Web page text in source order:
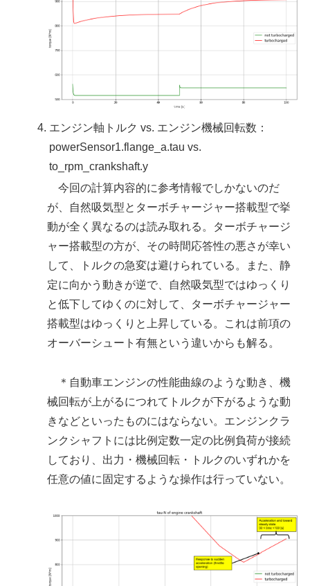
エンジン軸トルク vs. エンジン機械回転数：
powerSensor1.flange_a.tau vs.
to_rpm_crankshaft.y
今回の計算内容的に参考情報でしかないのだ
が、自然吸気型とターボチャージャー搭載型で挙
動が全く異なるのは読み取れる。ターボチャージ
ャー搭載型の方が、その時間応答性の悪さが幸い
して、トルクの急変は避けられている。また、静
定に向かう動きが逆で、自然吸気型ではゆっくり
と低下してゆくのに対して、ターボチャージャー
搭載型はゆっくりと上昇している。これは前項の
オーバーシュート有無という違いからも解る。
＊自動車エンジンの性能曲線のような動き、機
械回転が上がるにつれてトルクが下がるような動
きなどといったものにはならない。エンジンクラ
ンクシャフトには比例定数一定の比例負荷が接続
しており、出力・機械回転・トルクのいずれかを
任意の値に固定するような操作は行っていない。